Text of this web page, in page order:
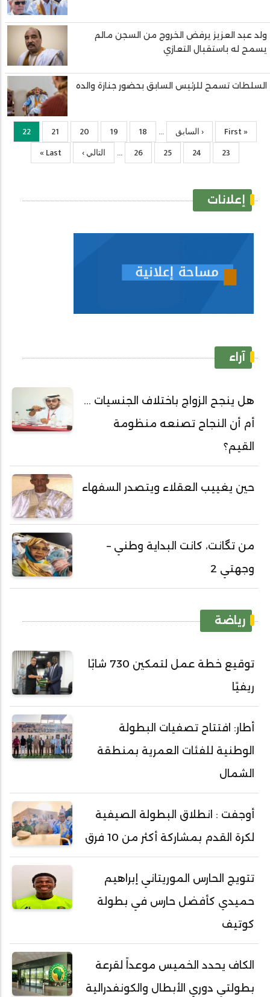
ولد عبد العزيز يرفض الخروج من السجن مالم
يسمح له باستقبال التعازي
السلطات تسمح للرئيس السابق بحضور جنازة والده
First
page
« First
Previous
page
‹ السابق … الصفحة
18 الصفحة
19 الصفحة
20 الصفحة
21
Current
page
22
الصفحة
23 الصفحة
24 الصفحة
25 الصفحة
26
…
الصفحة
التالية
التالي ›
Last
page
Last »
إعلانات
آراء
هل ينجح الزواج باختلاف الجنسيات ...
أم أن النجاح تصنعه منظومة
القيم؟
حين يغييب العقلاء ويتصدر السفهاء
من تگانت، كانت البداية وطني –
وجهتي 2
رياضة
توقيع خطة عمل لتمكين 730 شابًا
ريفيًا
أطار: افتتاح تصفيات البطولة
الوطنية للفئات العمرية بمنطقة
الشمال
أوجفت : انطلاق البطولة الصيفية
لكرة القدم بمشاركة أكثر من 10 فرق
تتويج الحارس الموريتاني إبراهيم
حميدي كأفضل حارس في بطولة
كوتيف
الكاف يحدد الخميس موعداً لقرعة
بطولتي دوري الأبطال والكونفدرالية